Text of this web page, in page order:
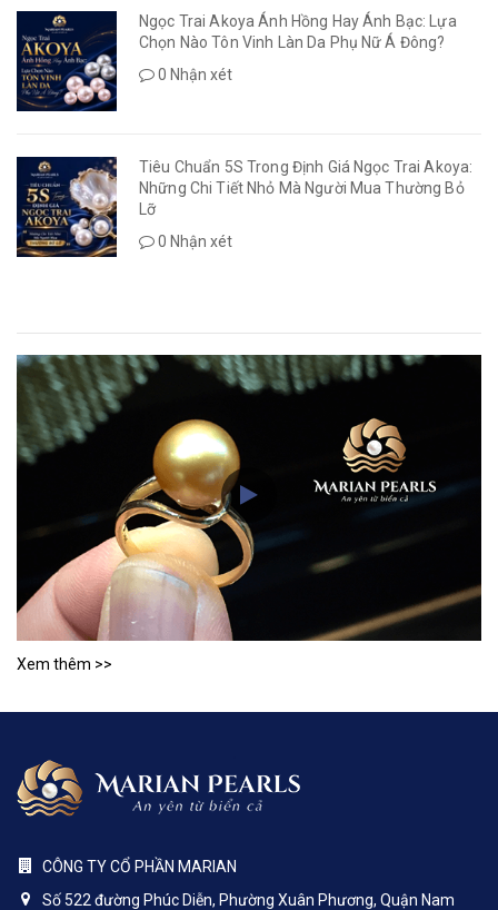
Ngọc Trai Akoya Ánh Hồng Hay Ánh Bạc: Lựa
Chọn Nào Tôn Vinh Làn Da Phụ Nữ Á Đông?
0 Nhận xét
Tiêu Chuẩn 5S Trong Định Giá Ngọc Trai Akoya:
Những Chi Tiết Nhỏ Mà Người Mua Thường Bỏ
Lỡ
0 Nhận xét
Xem thêm >>
CÔNG TY CỔ PHẦN MARIAN
Số 522 đường Phúc Diễn, Phường Xuân Phương, Quận Nam